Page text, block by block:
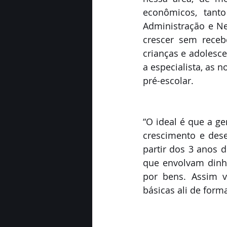
econômicos,
Administração e
crescer sem
crianças e
a especialista, as
pré-escolar.
“O ideal é que a
crescimento e
partir dos 3 anos
que envolvam
por bens. Assim
básicas ali de